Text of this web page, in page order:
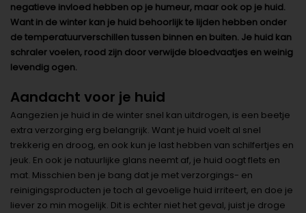
negatieve invloed hebben op je humeur, maar ook op je huid.
Want in de winter kan je huid behoorlijk te lijden hebben onder
de temperatuurverschillen tussen binnen en buiten. Je huid kan
schraler voelen, rood zijn door verwijde bloedvaatjes en weinig
levendig ogen.
Aandacht voor je huid
Aangezien je huid in de winter snel kan uitdrogen, is een beetje
extra verzorging erg belangrijk. Want je huid voelt al snel
trekkerig en droog, en ook kun je last hebben van schilfertjes en
jeuk. En ook je natuurlijke glans neemt af, je huid oogt flets en
mat. Misschien ben je bang dat je met verzorgings- en
reinigingsproducten je toch al gevoelige huid irriteert, en doe je
liever zo min mogelijk. Dit is echter niet het geval, juist je droge